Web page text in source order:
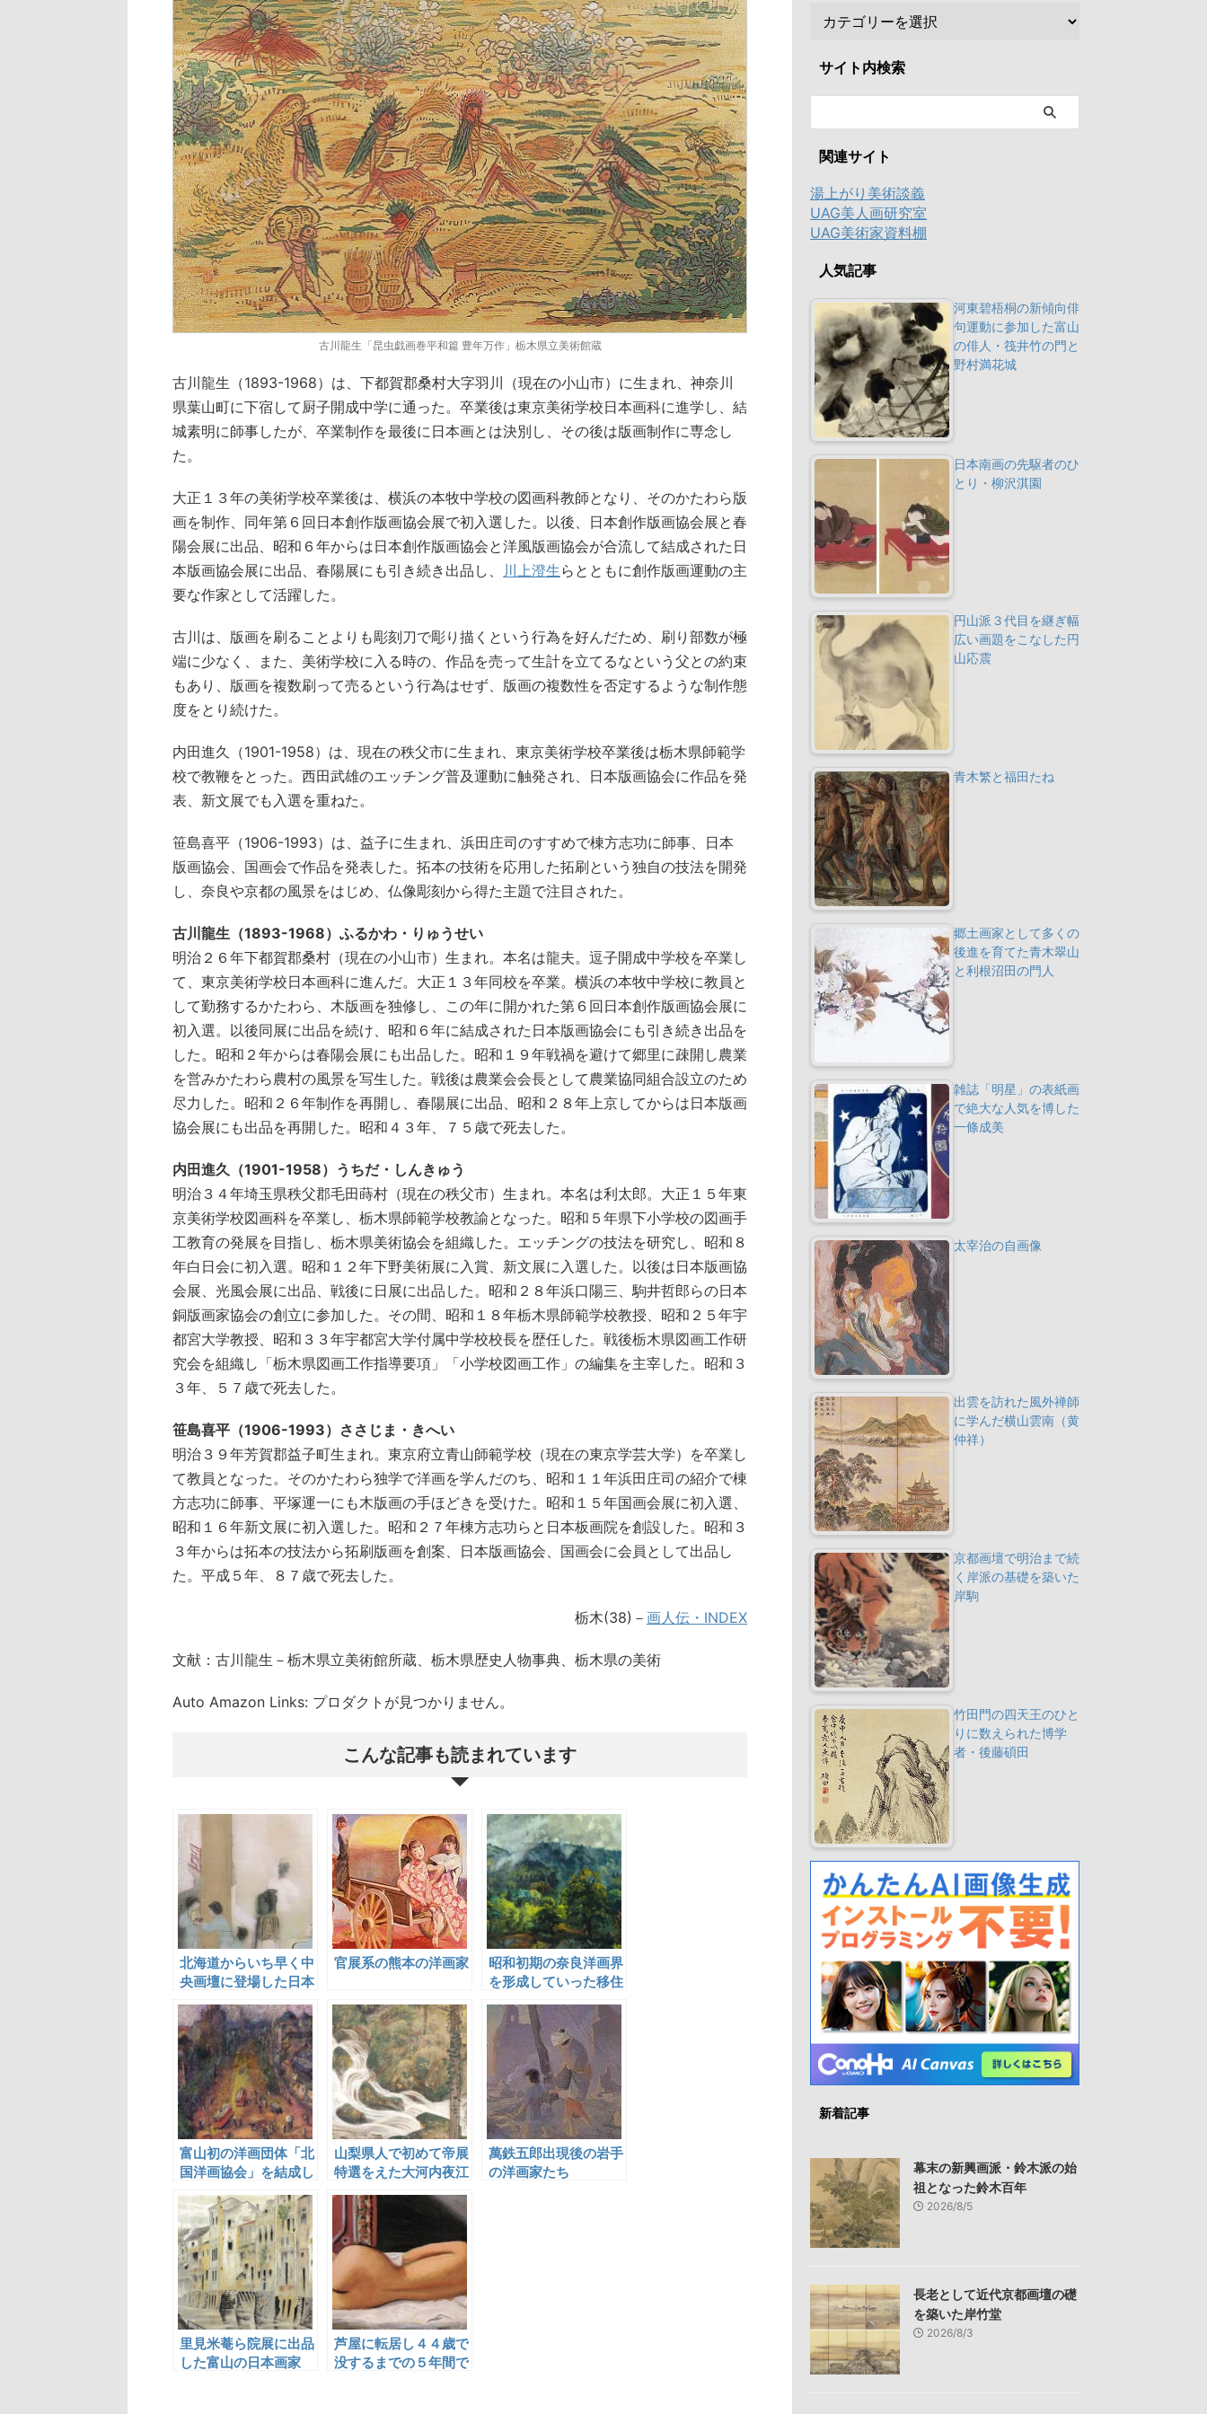
古川龍生「昆虫戯画巻平和篇 豊年万作」栃木県立美術館蔵
古川龍生（1893-1968）は、下都賀郡桑村大字羽川（現在の小山市）に生まれ、神奈川
県葉山町に下宿して厨子開成中学に通った。卒業後は東京美術学校日本画科に進学し、結
城素明に師事したが、卒業制作を最後に日本画とは決別し、その後は版画制作に専念し
た。
大正１３年の美術学校卒業後は、横浜の本牧中学校の図画科教師となり、そのかたわら版
画を制作、同年第６回日本創作版画協会展で初入選した。以後、日本創作版画協会展と春
陽会展に出品、昭和６年からは日本創作版画協会と洋風版画協会が合流して結成された日
本版画協会展に出品、春陽展にも引き続き出品し、
川上澄生らとともに創作版画運動の主
要な作家として活躍した。
古川は、版画を刷ることよりも彫刻刀で彫り描くという行為を好んだため、刷り部数が極
端に少なく、また、美術学校に入る時の、作品を売って生計を立てるなという父との約束
もあり、版画を複数刷って売るという行為はせず、版画の複数性を否定するような制作態
度をとり続けた。
内田進久（1901-1958）は、現在の秩父市に生まれ、東京美術学校卒業後は栃木県師範学
校で教鞭をとった。西田武雄のエッチング普及運動に触発され、日本版画協会に作品を発
表、新文展でも入選を重ねた。
笹島喜平（1906-1993）は、益子に生まれ、浜田庄司のすすめで棟方志功に師事、日本
版画協会、国画会で作品を発表した。拓本の技術を応用した拓刷という独自の技法を開発
し、奈良や京都の風景をはじめ、仏像彫刻から得た主題で注目された。
古川龍生（1893-1968）ふるかわ・りゅうせい
明治２６年下都賀郡桑村（現在の小山市）生まれ。本名は龍夫。逗子開成中学校を卒業し
て、東京美術学校日本画科に進んだ。大正１３年同校を卒業。横浜の本牧中学校に教員と
して勤務するかたわら、木版画を独修し、この年に開かれた第６回日本創作版画協会展に
初入選。以後同展に出品を続け、昭和６年に結成された日本版画協会にも引き続き出品を
した。昭和２年からは春陽会展にも出品した。昭和１９年戦禍を避けて郷里に疎開し農業
を営みかたわら農村の風景を写生した。戦後は農業会会長として農業協同組合設立のため
尽力した。昭和２６年制作を再開し、春陽展に出品、昭和２８年上京してからは日本版画
協会展にも出品を再開した。昭和４３年、７５歳で死去した。
内田進久（1901-1958）うちだ・しんきゅう
明治３４年埼玉県秩父郡毛田蒔村（現在の秩父市）生まれ。本名は利太郎。大正１５年東
京美術学校図画科を卒業し、栃木県師範学校教諭となった。昭和５年県下小学校の図画手
工教育の発展を目指し、栃木県美術協会を組織した。エッチングの技法を研究し、昭和８
年白日会に初入選。昭和１２年下野美術展に入賞、新文展に入選した。以後は日本版画協
会展、光風会展に出品、戦後に日展に出品した。昭和２８年浜口陽三、駒井哲郎らの日本
銅版画家協会の創立に参加した。その間、昭和１８年栃木県師範学校教授、昭和２５年宇
都宮大学教授、昭和３３年宇都宮大学付属中学校校長を歴任した。戦後栃木県図画工作研
究会を組織し「栃木県図画工作指導要項」「小学校図画工作」の編集を主宰した。昭和３
３年、５７歳で死去した。
笹島喜平（1906-1993）ささじま・きへい
明治３９年芳賀郡益子町生まれ。東京府立青山師範学校（現在の東京学芸大学）を卒業し
て教員となった。そのかたわら独学で洋画を学んだのち、昭和１１年浜田庄司の紹介で棟
方志功に師事、平塚運一にも木版画の手ほどきを受けた。昭和１５年国画会展に初入選、
昭和１６年新文展に初入選した。昭和２７年棟方志功らと日本板画院を創設した。昭和３
３年からは拓本の技法から拓刷版画を創案、日本版画協会、国画会に会員として出品し
た。平成５年、８７歳で死去した。
栃木(38)－ 画人伝・INDEX
文献：古川龍生－栃木県立美術館所蔵、栃木県歴史人物事典、栃木県の美術
Auto Amazon Links: プロダクトが見つかりません。
こんな記事も読まれています
北海道からいち早く中
央画壇に登場した日本
官展系の熊本の洋画家
昭和初期の奈良洋画界
を形成していった移住
富山初の洋画団体「北
国洋画協会」を結成し
山梨県人で初めて帝展
特選をえた大河内夜江
萬鉄五郎出現後の岩手
の洋画家たち
里見米菴ら院展に出品
した富山の日本画家
芦屋に転居し４４歳で
没するまでの５年間で
サイト内検索
関連サイト
湯上がり美術談義
UAG美人画研究室
UAG美術家資料棚
人気記事
河東碧梧桐の新傾向俳
句運動に参加した富山
の俳人・筏井竹の門と
野村満花城
日本南画の先駆者のひ
とり・柳沢淇園
円山派３代目を継ぎ幅
広い画題をこなした円
山応震
青木繁と福田たね
郷土画家として多くの
後進を育てた青木翠山
と利根沼田の門人
雑誌「明星」の表紙画
で絶大な人気を博した
一條成美
太宰治の自画像
出雲を訪れた風外禅師
に学んだ横山雲南（黄
仲祥）
京都画壇で明治まで続
く岸派の基礎を築いた
岸駒
竹田門の四天王のひと
りに数えられた博学
者・後藤碩田
新着記事
幕末の新興画派・鈴木派の始
祖となった鈴木百年
2026/8/5
長老として近代京都画壇の礎
を築いた岸竹堂
2026/8/3